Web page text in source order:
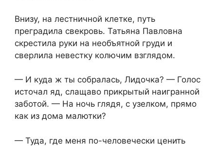
Внизу, на лестничной клетке, путь
преградила свекровь. Татьяна Павловна
скрестила руки на необъятной груди и
сверлила невестку колючим взглядом.
— И куда ж ты собралась, Лидочка? — Голос
источал яд, слащаво прикрытый наигранной
заботой. — На ночь глядя, с узелком, прямо
как из дома малютки?
— Туда, где меня по-человечески ценить